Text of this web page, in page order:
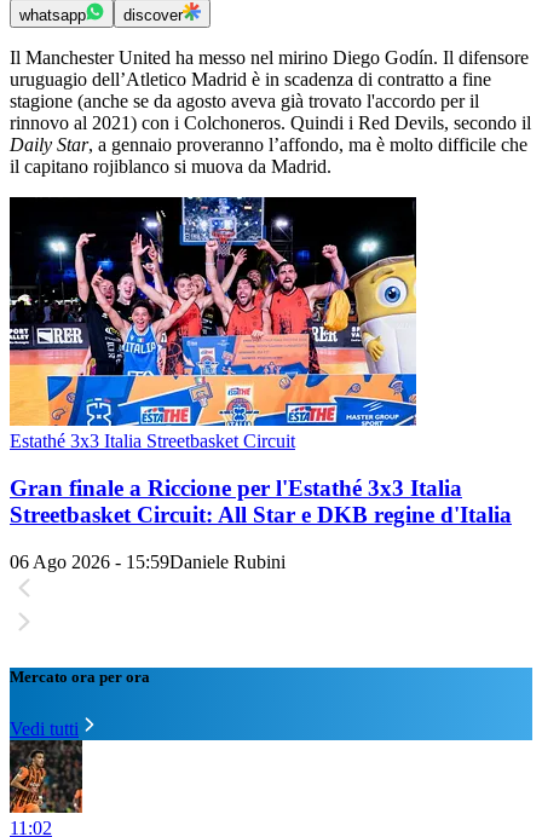
whatsapp discover
Il Manchester United ha messo nel mirino Diego Godín. Il difensore
uruguagio dell’Atletico Madrid è in scadenza di contratto a fine
stagione (anche se da agosto aveva già trovato l'accordo per il
rinnovo al 2021) con i Colchoneros. Quindi i Red Devils, secondo il
Daily Star, a gennaio proveranno l’affondo, ma è molto difficile che
il capitano rojiblanco si muova da Madrid.
Estathé 3x3 Italia Streetbasket Circuit
Gran finale a Riccione per l'Estathé 3x3 Italia
Streetbasket Circuit: All Star e DKB regine d'Italia
06 Ago 2026 - 15:59Daniele Rubini
Mercato ora per ora
Vedi tutti
11:02